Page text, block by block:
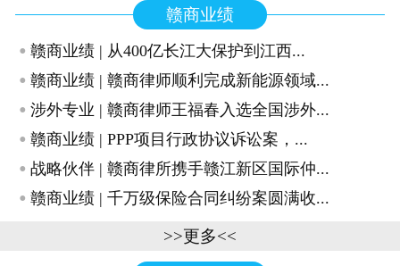
赣商业绩
· 赣商业绩 | 从400亿长江大保护到江西...
· 赣商业绩 | 赣商律师顺利完成新能源领域...
· 涉外专业 | 赣商律师王福春入选全国涉外...
· 赣商业绩 | PPP项目行政协议诉讼案，...
· 战略伙伴 | 赣商律所携手赣江新区国际仲...
· 赣商业绩 | 千万级保险合同纠纷案圆满收...
>>更多<<